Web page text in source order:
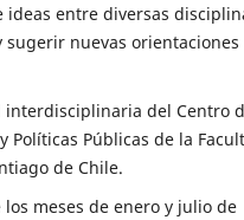
entre diversas
nuevas orientaciones
interdisciplinaria del Centro
Políticas Públicas de la
de Chile.
meses de enero y julio de